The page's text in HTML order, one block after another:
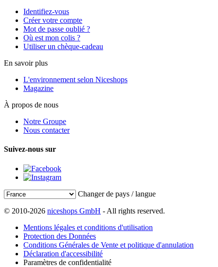
Identifiez-vous
Créer votre compte
Mot de passe oublié ?
Où est mon colis ?
Utiliser un chèque-cadeau
En savoir plus
L'environnement selon Niceshops
Magazine
À propos de nous
Notre Groupe
Nous contacter
Suivez-nous sur
Changer de pays / langue
© 2010-2026 niceshops GmbH - All rights reserved.
Mentions légales et conditions d'utilisation
Protection des Données
Conditions Générales de Vente et politique d'annulation
Déclaration d'accessibilité
Paramètres de confidentialité